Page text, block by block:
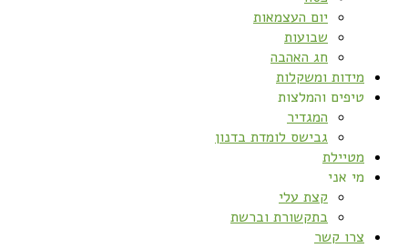
יום העצמאות
שבועות
חג האהבה
מידות ומשקלות
טיפים והמלצות
המגדיר
גבישס לומדת בדנון
מטיילת
מי אני
קצת עלי
בתקשורת וברשת
צרו קשר